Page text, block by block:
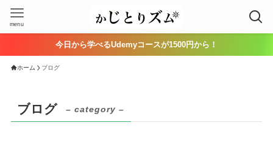
menu
今日から学べるUdemyコースが1500円から！
ホーム ブログ
ブログ – category –